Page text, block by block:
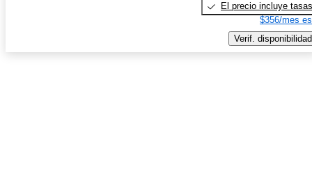
El precio incluye tasas
$356/mes
Verif. disponibilidad